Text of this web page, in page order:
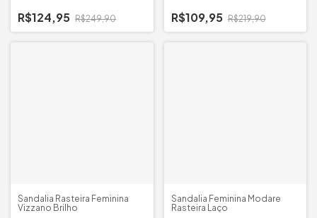
R$124,95 R$249,90 R$109,95 R$219,90
Sandalia Rasteira Feminina
Vizzano Brilho
Sandalia Feminina Modare
Rasteira Laço